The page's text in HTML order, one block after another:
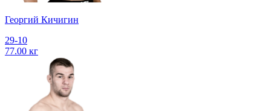
Георгий Кичигин
29-10
77.00 кг